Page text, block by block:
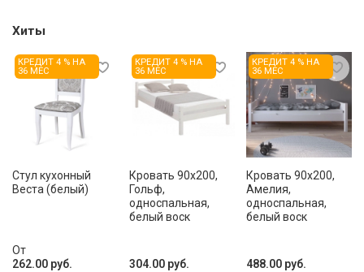
Хиты
КРЕДИТ 4 % НА
36 МЕС
Стул кухонный
Веста (белый)
От
262.00 руб.
КРЕДИТ 4 % НА
36 МЕС
Кровать 90x200,
Гольф,
односпальная,
белый воск
304.00 руб.
КРЕДИТ 4 % НА
36 МЕС
Кровать 90x200,
Амелия,
односпальная,
белый воск
488.00 руб.